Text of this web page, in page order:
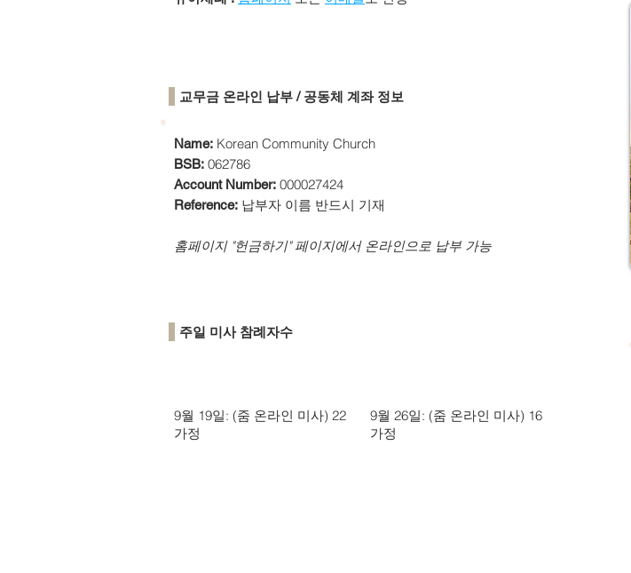
​교무금 온라인 납부 / 공동체 계좌 정보
Name: Korean Community Church
BSB: 062786
Account Number: 000027424
Reference: 납부자 이름 반드시 기재
​홈페이지 "헌금하기" 페이지에서 온라인으로 납부 가능
주일 미사 참례자수
9월 19일: (줌 온라인 미사) 22
가정
9월 26일: (줌 온라인 미사) 16
가정